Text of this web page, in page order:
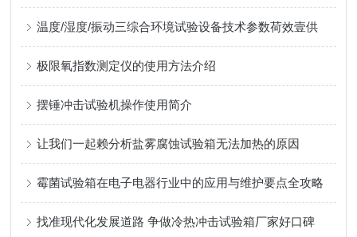
温度/湿度/振动三综合环境试验设备技术参数荷效壹供
极限氧指数测定仪的使用方法介绍
摆锤冲击试验机操作使用简介
让我们一起赖分析盐雾腐蚀试验箱无法加热的原因
霉菌试验箱在电子电器行业中的应用与维护要点全攻略
找准现代化发展道路 争做冷热冲击试验箱厂家好口碑